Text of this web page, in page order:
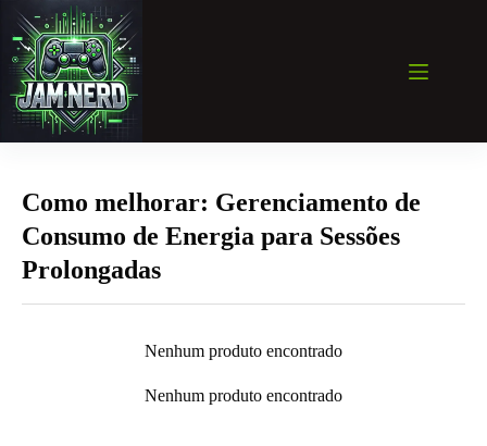
para
conteúdo
Como melhorar: Gerenciamento de
Consumo de Energia para Sessões
Prolongadas
Nenhum produto encontrado
Nenhum produto encontrado